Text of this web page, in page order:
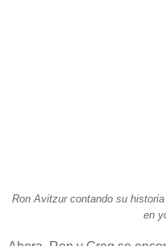
Ron Avitzur contando su
en